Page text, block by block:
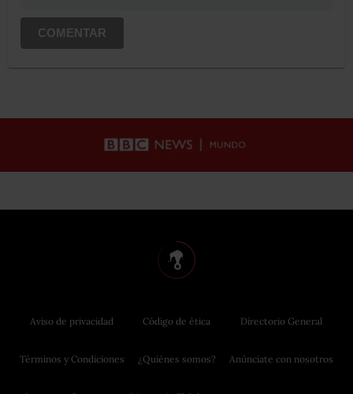
COMENTAR
Aviso de privacidad
Términos y Condiciones
Código de ética
¿Quiénes somos?
Directorio General
Anúnciate con nosotros